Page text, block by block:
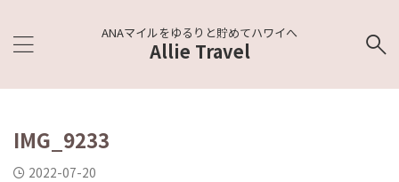
ANAマイルをゆるりと貯めてハワイへ
Allie Travel
IMG_9233
2022-07-20